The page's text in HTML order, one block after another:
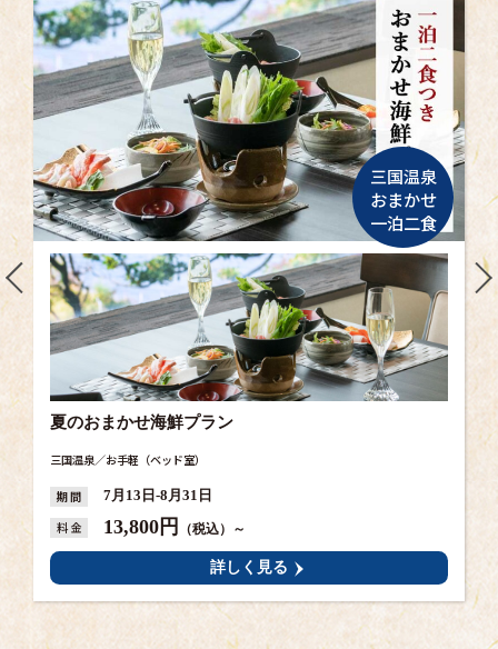
三国温泉
おまかせ
一泊二食
夏のおまかせ海鮮プラン
三国温泉／お手軽（ベッド室）
期 間 7月13日-8月31日
料 金 13,800円 （税込）～
詳しく見る